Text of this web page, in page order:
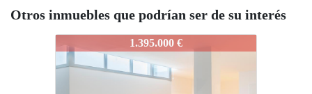
Otros inmuebles que podrían ser de su interés
1.395.000 €
PSISCH 801.000 €